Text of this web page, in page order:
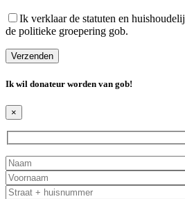
Ik verklaar de statuten en
de politieke groepering gob.
Ik wil donateur worden van gob!
×